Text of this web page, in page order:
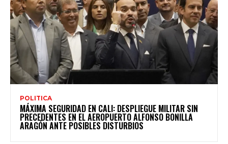
POLITICA
MÁXIMA SEGURIDAD EN CALI: DESPLIEGUE MILITAR SIN
PRECEDENTES EN EL AEROPUERTO ALFONSO BONILLA
ARAGÓN ANTE POSIBLES DISTURBIOS